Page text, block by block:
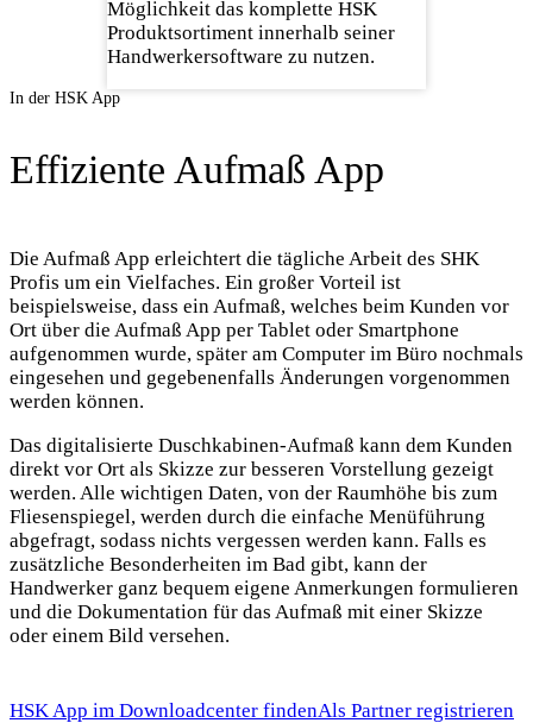
Möglichkeit das komplette HSK
Produktsortiment innerhalb seiner
Handwerkersoftware zu nutzen.
In der HSK App
Effiziente Aufmaß App
Die Aufmaß App erleichtert die tägliche Arbeit des SHK
Profis um ein Vielfaches. Ein großer Vorteil ist
beispielsweise, dass ein Aufmaß, welches beim Kunden vor
Ort über die Aufmaß App per Tablet oder Smartphone
aufgenommen wurde, später am Computer im Büro nochmals
eingesehen und gegebenenfalls Änderungen vorgenommen
werden können.
Das digitalisierte Duschkabinen-Aufmaß kann dem Kunden
direkt vor Ort als Skizze zur besseren Vorstellung gezeigt
werden. Alle wichtigen Daten, von der Raumhöhe bis zum
Fliesenspiegel, werden durch die einfache Menüführung
abgefragt, sodass nichts vergessen werden kann. Falls es
zusätzliche Besonderheiten im Bad gibt, kann der
Handwerker ganz bequem eigene Anmerkungen formulieren
und die Dokumentation für das Aufmaß mit einer Skizze
oder einem Bild versehen.
HSK App im Downloadcenter findenAls Partner registrieren